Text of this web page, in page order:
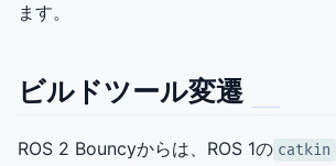
ます。
ビルドツール変遷
ROS 2 Bouncyからは、ROS 1の catkin